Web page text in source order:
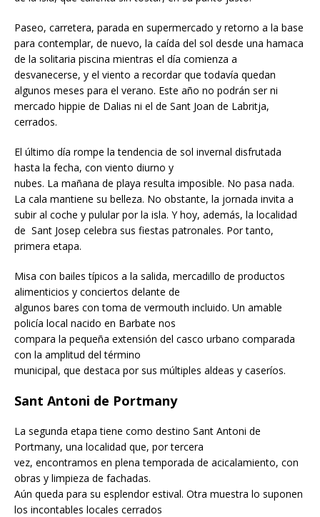
Paseo, carretera, parada en supermercado y retorno a la base
para contemplar, de nuevo, la caída del sol desde una hamaca
de la solitaria piscina mientras el día comienza a
desvanecerse, y el viento a recordar que todavía quedan
algunos meses para el verano. Este año no podrán ser ni
mercado hippie de Dalias ni el de Sant Joan de Labritja,
cerrados.
El último día rompe la tendencia de sol invernal disfrutada
hasta la fecha, con viento diurno y
nubes. La mañana de playa resulta imposible. No pasa nada.
La cala mantiene su belleza. No obstante, la jornada invita a
subir al coche y pulular por la isla. Y hoy, además, la localidad
de Sant Josep celebra sus fiestas patronales. Por tanto,
primera etapa.
Misa con bailes típicos a la salida, mercadillo de productos
alimenticios y conciertos delante de
algunos bares con toma de vermouth incluido. Un amable
policía local nacido en Barbate nos
compara la pequeña extensión del casco urbano comparada
con la amplitud del término
municipal, que destaca por sus múltiples aldeas y caseríos.
Sant Antoni de Portmany
La segunda etapa tiene como destino Sant Antoni de
Portmany, una localidad que, por tercera
vez, encontramos en plena temporada de acicalamiento, con
obras y limpieza de fachadas.
Aún queda para su esplendor estival. Otra muestra lo suponen
los incontables locales cerrados